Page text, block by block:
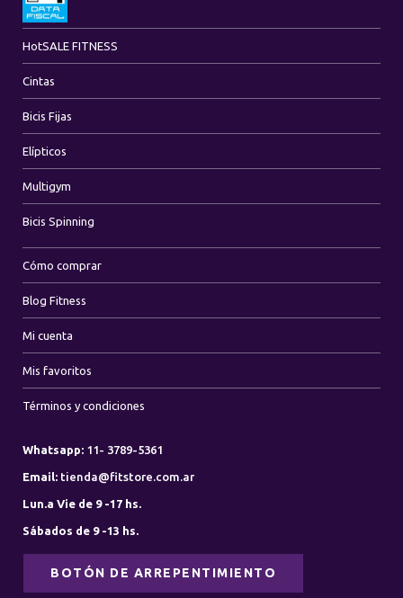
HotSALE FITNESS
Cintas
Bicis Fijas
Elípticos
Multigym
Bicis Spinning
Cómo comprar
Blog Fitness
Mi cuenta
Mis favoritos
Términos y condiciones
Whatsapp: 11- 3789-5361
Email: tienda@fitstore.com.ar
Lun.a Vie de 9 -17 hs.
Sábados de 9 -13 hs.
BOTÓN DE ARREPENTIMIENTO